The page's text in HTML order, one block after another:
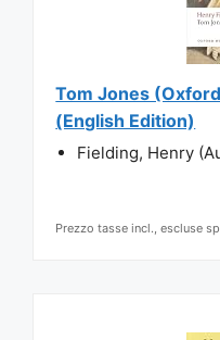
Tom Jones
(English Edition)
Fielding, Henry
Prezzo tasse incl., escluse